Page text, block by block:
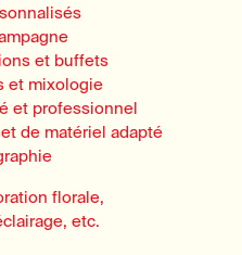
et buffets
et mixologie
et professionnel
de matériel adapté
florale,
etc.